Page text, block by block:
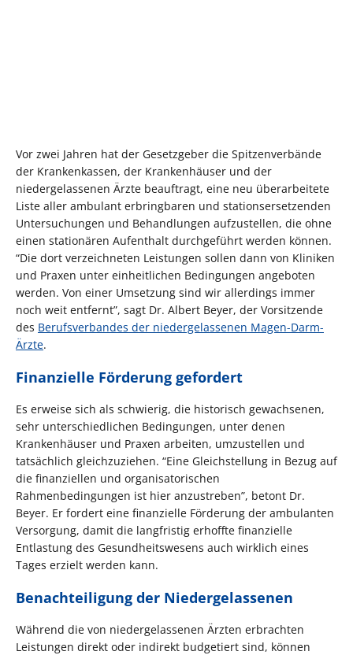
Vor zwei Jahren hat der Gesetzgeber die Spitzenverbände
der Krankenkassen, der Krankenhäuser und der
niedergelassenen Ärzte beauftragt, eine neu überarbeitete
Liste aller ambulant erbringbaren und stationsersetzenden
Untersuchungen und Behandlungen aufzustellen, die ohne
einen stationären Aufenthalt durchgeführt werden können.
“Die dort verzeichneten Leistungen sollen dann von Kliniken
und Praxen unter einheitlichen Bedingungen angeboten
werden. Von einer Umsetzung sind wir allerdings immer
noch weit entfernt”, sagt Dr. Albert Beyer, der Vorsitzende
des Berufsverbandes der niedergelassenen Magen-Darm-
Ärzte.
Finanzielle Förderung gefordert
Es erweise sich als schwierig, die historisch gewachsenen,
sehr unterschiedlichen Bedingungen, unter denen
Krankenhäuser und Praxen arbeiten, umzustellen und
tatsächlich gleichzuziehen. “Eine Gleichstellung in Bezug auf
die finanziellen und organisatorischen
Rahmenbedingungen ist hier anzustreben”, betont Dr.
Beyer. Er fordert eine finanzielle Förderung der ambulanten
Versorgung, damit die langfristig erhoffte finanzielle
Entlastung des Gesundheitswesens auch wirklich eines
Tages erzielt werden kann.
Benachteiligung der Niedergelassenen
Während die von niedergelassenen Ärzten erbrachten
Leistungen direkt oder indirekt budgetiert sind, können